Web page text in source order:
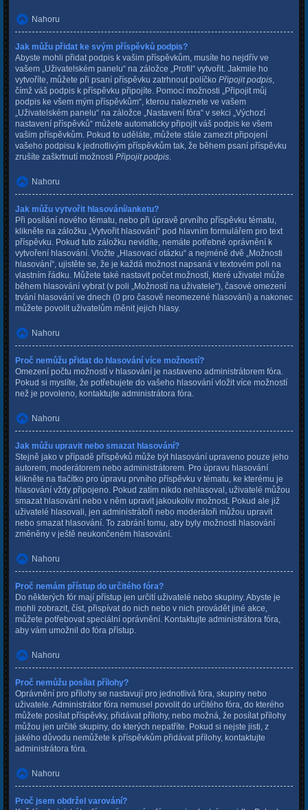
Nahoru
Jak můžu přidat ke svým příspěvků podpis?
Abyste mohli přidat podpis k vašim příspěvkům, musíte ho nejdřív ve
vašem „Uživatelském panelu“ na záložce „Profil“ vytvořit. Jakmile ho
vytvoříte, můžete při psaní příspěvku zatrhnout políčko Připojit podpis
čímž váš podpis k příspěvku připojíte. Pomocí možnosti „Připojit můj
podpis ke všem mým příspěvkům“, kterou naleznete ve vašem
„Uživatelském panelu“ na záložce „Nastavení fóra“ v sekci „Výchozí
nastavení příspěvků“ můžete automaticky připojit váš podpis ke všem
vašim příspěvkům. Pokud to uděláte, můžete stále zamezit připojení
vašeho podpisu k jednotlivým příspěvkům tak, že během psaní příspěvku
zrušíte zaškrtnutí možnosti Připojit podpis
Nahoru
Jak můžu vytvořit hlasování/anketu?
Při posílání nového tématu, nebo při úpravě prvního příspěvku tématu,
klikněte na záložku „Vytvořit hlasování“ pod hlavním formulářem pro text
příspěvku. Pokud tuto záložku nevidíte, nemáte potřebné oprávnění k
vytvoření hlasování. Vložte „Hlasovací otázku“ a nejméně dvě „Možnosti
hlasování“, ujistěte se, že je každá možnost napsaná v textovém poli na
vlastním řádku. Můžete také nastavit počet možností, které uživatel může
během hlasování vybrat (v poli „Možností na uživatele“), časové omezení
trvání hlasování ve dnech (0 pro časově neomezené hlasování) a nakonec
můžete povolit uživatelům měnit jejich hlasy.
Nahoru
Proč nemůžu přidat do hlasování více možností?
Omezení počtu možností v hlasování je nastaveno administrátorem fóra.
Pokud si myslíte, že potřebujete do vašeho hlasování vložit více možností
než je povoleno, kontaktujte administrátora fóra.
Nahoru
Jak můžu upravit nebo smazat hlasování?
Stejně jako v případě příspěvků může být hlasování upraveno pouze jeho
autorem, moderátorem nebo administrátorem. Pro úpravu hlasování
klikněte na tlačítko pro úpravu prvního příspěvku v tématu, ke kterému je
hlasování vždy připojeno. Pokud zatím nikdo nehlasoval, uživatelé můžou
smazat hlasování nebo v něm upravit jakoukoliv možnost. Pokud ale již
uživatelé hlasovali, jen administrátoři nebo moderátoři můžou upravit
nebo smazat hlasování. To zabrání tomu, aby byly možnosti hlasování
změněny v ještě neukončeném hlasování.
Nahoru
Proč nemám přístup do určitého fóra?
Do některých fór mají přístup jen určití uživatelé nebo skupiny. Abyste je
mohli zobrazit, číst, přispívat do nich nebo v nich provádět jiné akce,
můžete potřebovat speciální oprávnění. Kontaktujte administrátora fóra,
aby vám umožnil do fóra přístup.
Nahoru
Proč nemůžu posílat přílohy?
Oprávnění pro přílohy se nastavují pro jednotlivá fóra, skupiny nebo
uživatele. Administrátor fóra nemusel povolit do určitého fóra, do kterého
můžete posílat příspěvky, přidávat přílohy, nebo možná, že posílat přílohy
můžou jen určité skupiny, do kterých nepatříte. Pokud si nejste jisti, z
jakého důvodu nemůžete k příspěvkům přidávat přílohy, kontaktujte
administrátora fóra.
Nahoru
Proč jsem obdržel varování?